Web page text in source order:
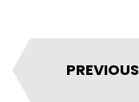
PREVIOUS